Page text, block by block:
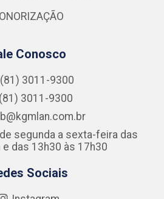
Conosco
(81) 3011-9300
(81) 3011-9300
segunda a sexta-feira das
e das 13h30 às 17h30
Sociais